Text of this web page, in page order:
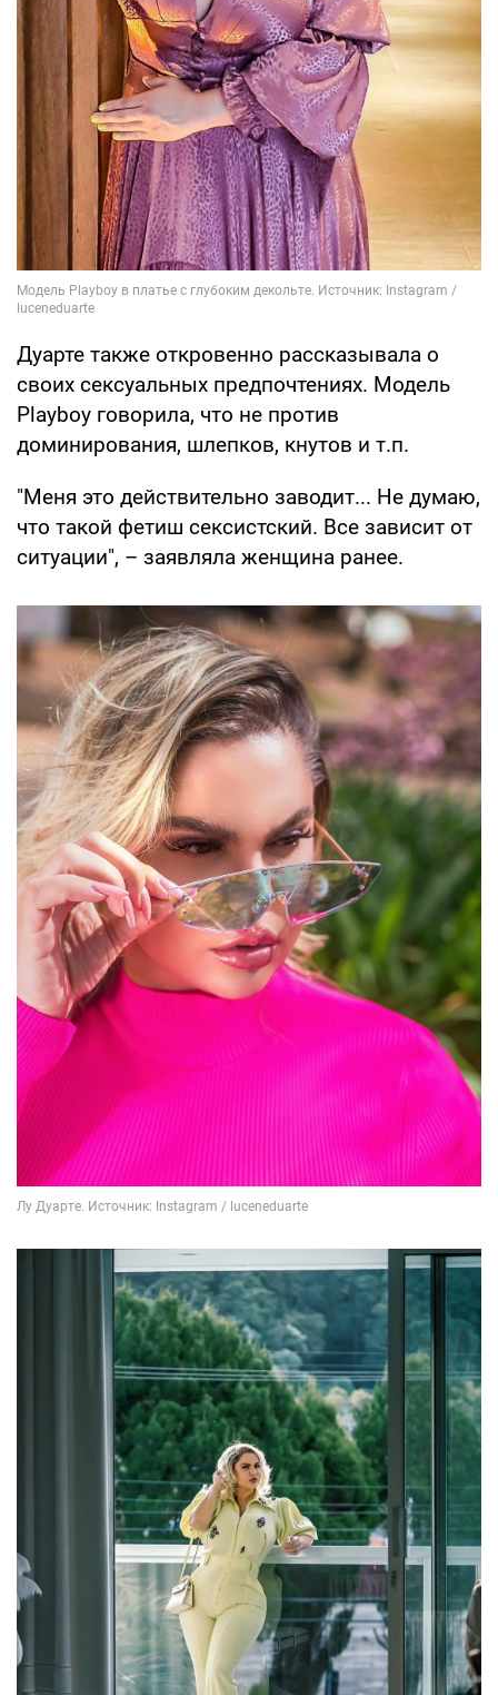
Дуарте также откровенно рассказывала о
своих сексуальных предпочтениях. Модель
Playboy говорила, что не против
доминирования, шлепков, кнутов и т.п.
"Меня это действительно заводит... Не думаю,
что такой фетиш сексистский. Все зависит от
ситуации", – заявляла женщина ранее.